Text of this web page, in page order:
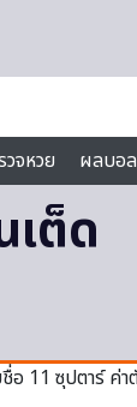
วจหวย ผลบอล
ต็ด